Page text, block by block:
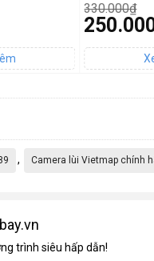
Được
xếp
hạng
0
sao
330.000₫
Giá
gốc
là:
hiện
, Camera lùi Vietmap chính
trình siêu hấp dẫn!